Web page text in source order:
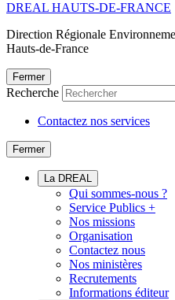
DREAL HAUTS-DE-FRANCE
Direction Régionale
Hauts-de-France
Fermer
Recherche
Contactez nos services
Fermer
La DREAL
Qui sommes-nous ?
Service Publics +
Nos missions
Organisation
Contactez nous
Nos ministères
Recrutements
Informations éditeur